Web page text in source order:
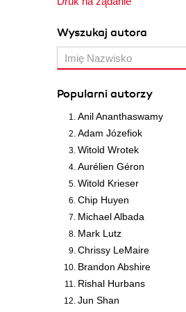
Wyszukaj autora
Popularni autorzy
Anil Ananthaswamy
Adam Józefiok
Witold Wrotek
Aurélien Géron
Witold Krieser
Chip Huyen
Michael Albada
Mark Lutz
Chrissy LeMaire
Brandon Abshire
Rishal Hurbans
Jun Shan